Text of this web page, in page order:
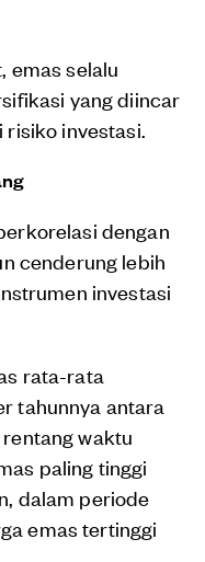
emas selalu
yang diincar
investasi.
dengan
cenderung lebih
investasi
rata-rata
tahunnya antara
waktu
paling tinggi
dalam periode
emas tertinggi